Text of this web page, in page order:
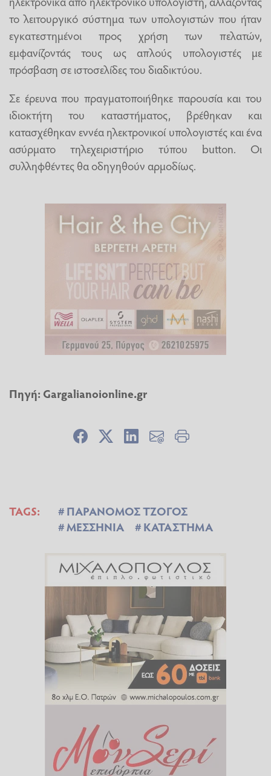
το λειτουργικό σύστημα των υπολογιστών που ήταν
εγκατεστημένοι προς χρήση των πελατών,
εμφανίζοντάς τους ως απλούς υπολογιστές με
πρόσβαση σε ιστοσελίδες του διαδικτύου.
Σε έρευνα που πραγματοποιήθηκε παρουσία και του
ιδιοκτήτη του καταστήματος, βρέθηκαν και
κατασχέθηκαν εννέα ηλεκτρονικοί υπολογιστές και ένα
ασύρματο τηλεχειριστήριο τύπου button. Οι
συλληφθέντες θα οδηγηθούν αρμοδίως.
Πηγή: Gargalianoionline.gr
TAGS:
ΠΑΡΑΝΟΜΟΣ ΤΖΟΓΟΣ
ΜΕΣΣΗΝΙΑ
ΚΑΤΑΣΤΗΜΑ